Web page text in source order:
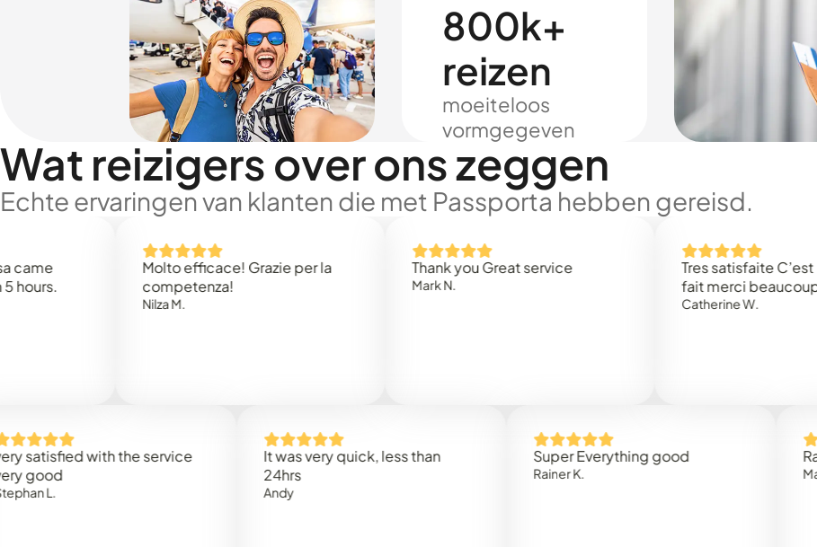
800k+
reizen
moeiteloos
vormgegeven
Wat reizigers over ons zeggen
Echte ervaringen van klanten die met Passporta hebben gereisd.
Molto efficace! Grazie per la
competenza!
Thank you Great service
Tres satisfaite C’est
fait merci beaucoup
Catherine W.
with the service
It was very quick, less than
Super Everything good Rapidez